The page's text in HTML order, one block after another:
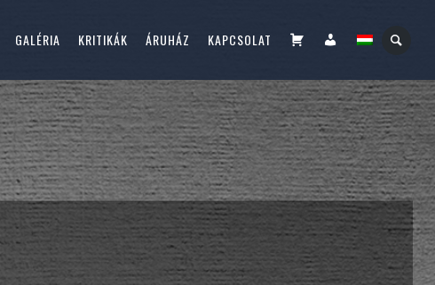
GALÉRIA KRITIKÁK ÁRUHÁZ KAPCSOLAT KOSÁR FIÓKOM